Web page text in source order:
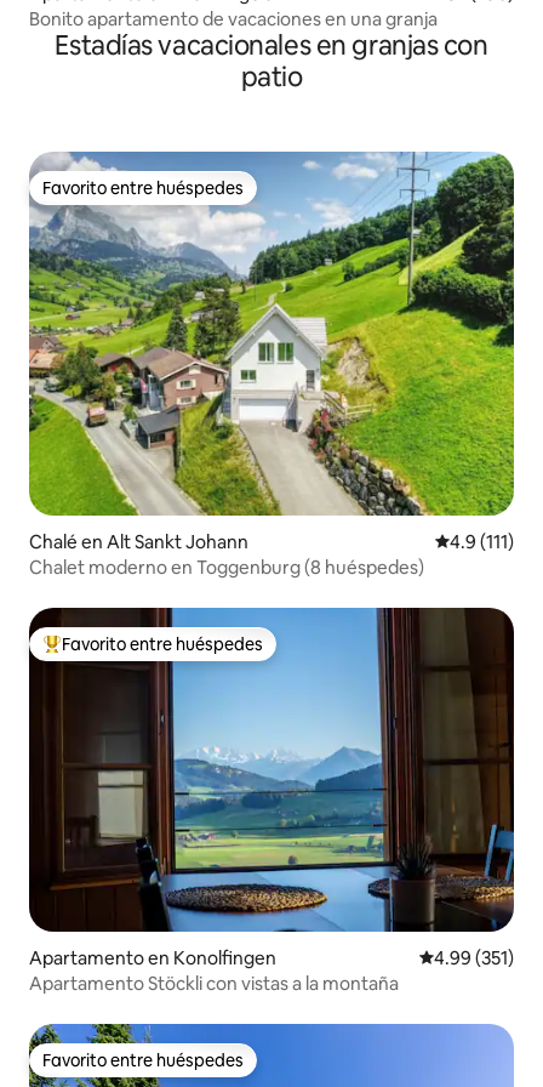
Bonito apartamento de vacaciones en una granja
Estadías vacacionales en granjas con
patio
Favorito entre huéspedes
Favorito entre huéspedes
Chalé en Alt Sankt Johann Calificación
4.9 (111)
Chalet moderno en Toggenburg (8 huéspedes)
Favorito entre huéspedes preferido
Favorito entre huéspedes
Apartamento en Konolfingen Calificación
4.99 (351)
Apartamento Stöckli con vistas a la montaña
Favorito entre huéspedes
Favorito entre huéspedes